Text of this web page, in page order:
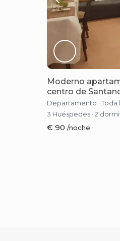
Moderno
centro de
Departamento · Toda
3 Huéspedes · 2
€ 90 /noche